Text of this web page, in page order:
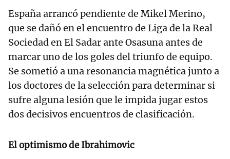
España arrancó pendiente de Mikel Merino,
que se dañó en el encuentro de Liga de la Real
Sociedad en El Sadar ante Osasuna antes de
marcar uno de los goles del triunfo de equipo.
Se sometió a una resonancia magnética junto a
los doctores de la selección para determinar si
sufre alguna lesión que le impida jugar estos
dos decisivos encuentros de clasificación.
El optimismo de Ibrahimovic